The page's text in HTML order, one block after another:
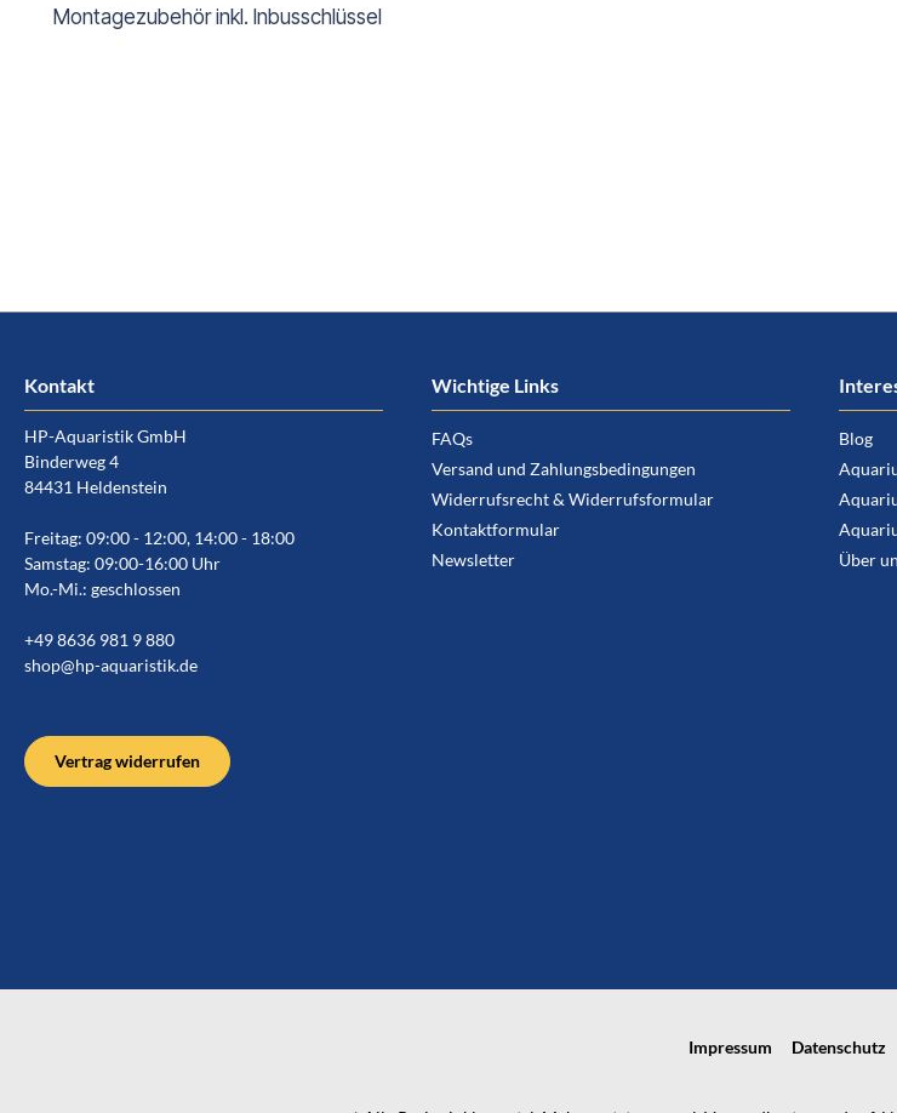
Montagezubehör inkl. Inbusschlüssel
Kontakt
HP-Aquaristik GmbH
Binderweg 4
84431 Heldenstein
Freitag: 09:00 - 12:00, 14:00 - 18:00
Samstag: 09:00-16:00 Uhr
Mo.-Mi.: geschlossen
+49 8636 981 9 880
shop@hp-aquaristik.de
Vertrag widerrufen
Wichtige Links
FAQs
Versand und Zahlungsbedingungen
Widerrufsrecht & Widerrufsformular
Kontaktformular
Newsletter
Blog
Über
Impressum Datenschutz